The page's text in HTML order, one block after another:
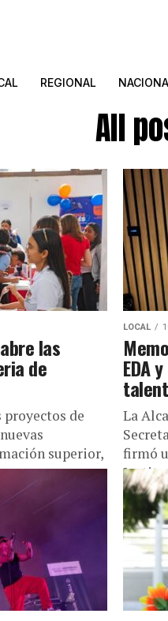
REGIONAL
All
las
de
de
superior,
LOCAL
EDA
La
firmó